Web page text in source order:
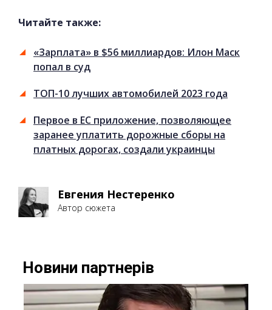
Читайте также:
«Зарплата» в $56 миллиардов: Илон Маск
попал в суд
ТОП-10 лучших автомобилей 2023 года
Первое в ЕС приложение, позволяющее
заранее уплатить дорожные сборы на
платных дорогах, создали украинцы
Евгения Нестеренко
Автор сюжета